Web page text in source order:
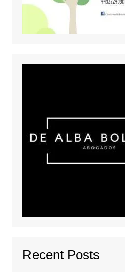
Recent Posts